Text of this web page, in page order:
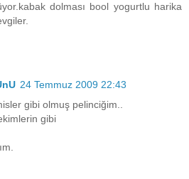
dolması bool yogurtlu harika
24 Temmuz 2009 22:43
gibi olmuş pelinciğim..
gibi